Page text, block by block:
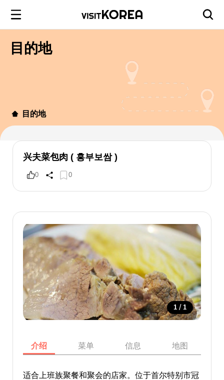
目的地
目的地
兴夫菜包肉 ( 흥부보쌈 )
0 0
1 / 1
介绍 菜单 信息 地图
适合上班族聚餐和聚会的店家。位于首尔特别市冠